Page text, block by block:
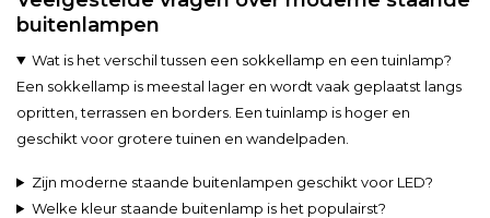
buitenlampen
Wat is het verschil tussen een sokkellamp en een tuinlamp?
Een sokkellamp is meestal lager en wordt vaak geplaatst langs
opritten, terrassen en borders. Een tuinlamp is hoger en
geschikt voor grotere tuinen en wandelpaden.
Zijn moderne staande buitenlampen geschikt voor LED?
Welke kleur staande buitenlamp is het populairst?